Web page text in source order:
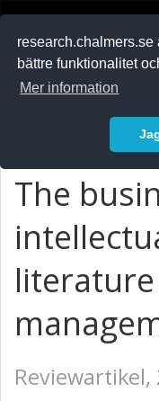
bättre funktionalitet
Mer information
The
Reviewartikel,